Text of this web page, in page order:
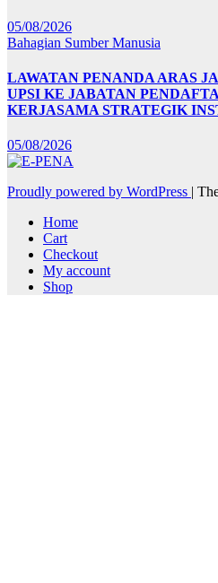
05/08/2026
Bahagian Sumber Manusia
LAWATAN PENANDA ARAS
UPSI KE JABATAN
KERJASAMA STRATEGIK
05/08/2026
Proudly powered by WordPress |
Home
Cart
Checkout
My account
Shop